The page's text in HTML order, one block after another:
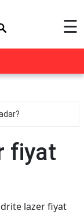
☰
fiyat
lazer fiyat